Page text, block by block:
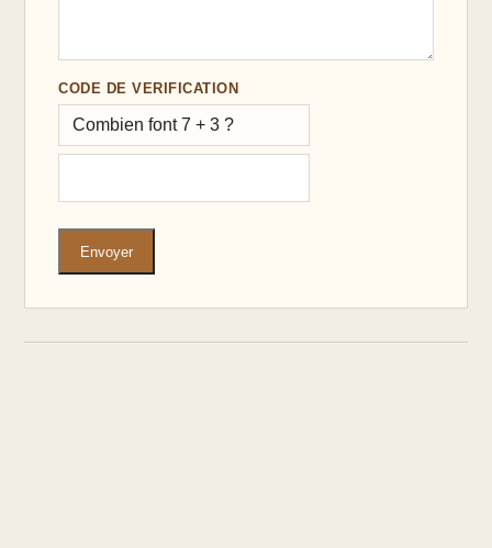
CODE DE VERIFICATION
Combien font 7 + 3 ?
Envoyer